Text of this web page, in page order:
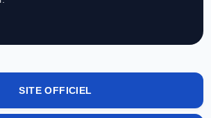
SITE OFFICIEL